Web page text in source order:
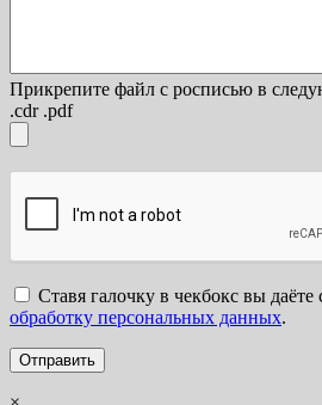
Прикрепите файл с росписью в
.cdr .pdf
Ставя галочку в чекбокс вы даёте
обработку персональных данных.